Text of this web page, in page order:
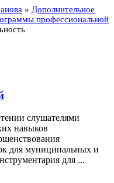
» Дополнительное
профессиональной
слушателями
навыков
для муниципальных и
для ...